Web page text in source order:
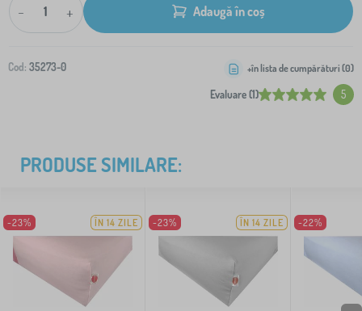
- + Adaugă în coș
Cod: 35273-0
Evaluare (1) 5
+în lista de cumpărături (0)
PRODUSE SIMILARE:
-23% ÎN 14 ZILE -23% ÎN 14 ZILE -22%